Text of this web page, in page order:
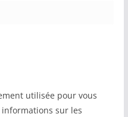
utilisée pour vous
sur les